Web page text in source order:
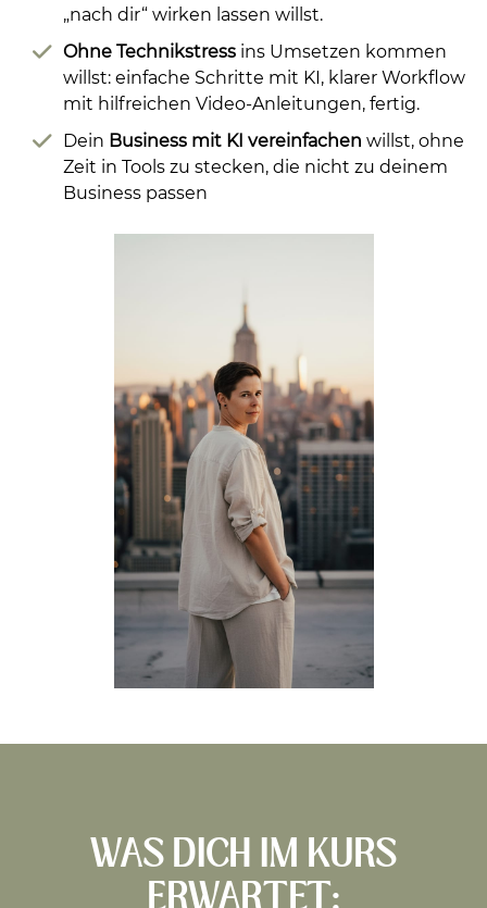
„nach dir“ wirken lassen willst.
Ohne Technikstress ins Umsetzen kommen
willst: einfache Schritte mit KI, klarer Workflow
mit hilfreichen Video-Anleitungen, fertig.
Dein Business mit KI vereinfachen willst, ohne
Zeit in Tools zu stecken, die nicht zu deinem
Business passen
WAS DICH IM KURS
ERWARTET: